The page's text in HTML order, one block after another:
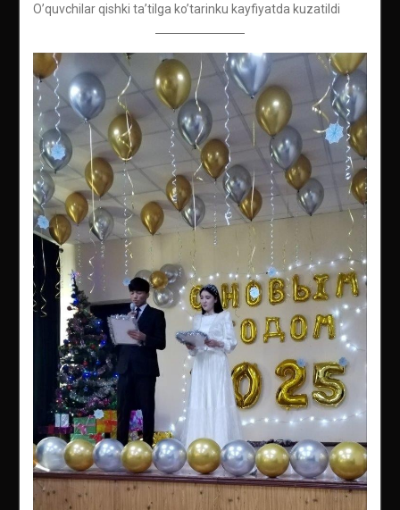
O’quvchilar qishki ta’tilga ko’tarinku kayfiyatda kuzatildi